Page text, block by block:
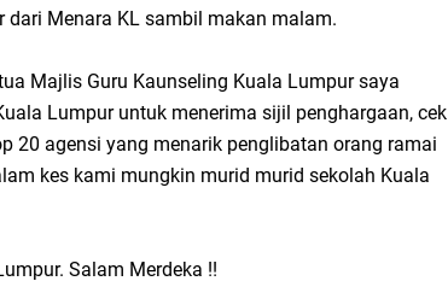
dari Menara KL sambil makan malam.
Majlis Guru Kaunseling Kuala Lumpur saya
Lumpur untuk menerima sijil penghargaan, cek
20 agensi yang menarik penglibatan orang ramai
kes kami mungkin murid murid sekolah Kuala
Salam Merdeka !!